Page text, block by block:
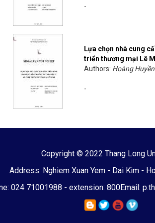
-
Lựa chọn nhà cung
triển thương mại Lê
Authors: Hoàng
-
Copyright © 2022 Thang Long
Address: Nghiem Xuan Yem - Dai Kim -
024 71001988 - extension: 800Email: